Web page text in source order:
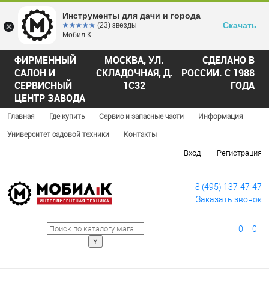
ФИРМЕННЫЙ
САЛОН И
СЕРВИСНЫЙ
ЦЕНТР ЗАВОДА
МОСКВА, УЛ.
СКЛАДОЧНАЯ, Д.
1С32
СДЕЛАНО В
РОССИИ. С 1988
ГОДА
Главная Где купить Сервис и запасные части Информация
Университет садовой техники Контакты
Вход Регистрация
8 (495) 137-47-47
Заказать звонок
0 0
Инструменты для дачи и города
☆☆☆☆☆
★★★★★ (23) звезды
Мобил К
Скачать